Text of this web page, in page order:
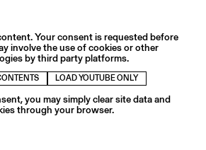
Your consent is requested before
involve the use of cookies or other
by third party platforms.
LOAD YOUTUBE ONLY
you may simply clear site data and
through your browser.